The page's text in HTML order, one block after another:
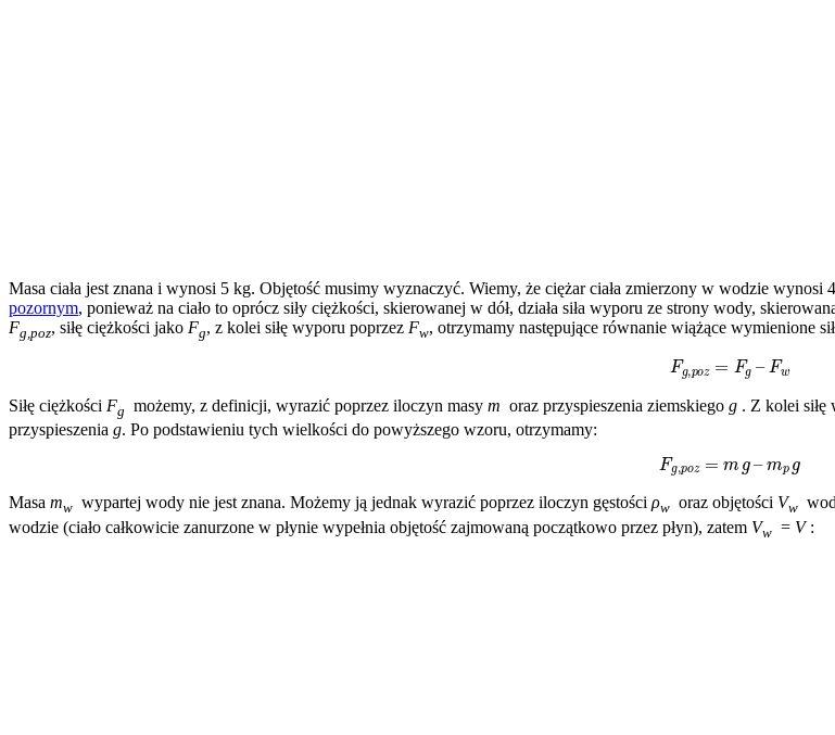
Masa ciała jest znana i wynosi 5 kg. Objętość musimy wyznaczyć. Wiemy, że ciężar ciała zmierzony w wodzie
pozornym, ponieważ na ciało to oprócz siły ciężkości, skierowanej w dół, działa siła wyporu ze strony wody,
Fg,poz, siłę ciężkości jako Fg, z kolei siłę wyporu poprzez Fw, otrzymamy następujące równanie wiążące wymienione
Fg z= Fg Fw
Siłę ciężkości Fg możemy, z definicji, wyrazić poprzez iloczyn masy m oraz przyspieszenia ziemskiego g . Z kolei
przyspieszenia g. Po podstawieniu tych wielkości do powyższego wzoru, otrzymamy:
F =m g mp g
Masa mw wypartej wody nie jest znana. Możemy ją jednak wyrazić poprzez iloczyn gęstości ρw oraz objętości Vw
wodzie (ciało całkowicie zanurzone w płynie wypełnia objętość zajmowaną początkowo przez płyn), zatem Vw = V: